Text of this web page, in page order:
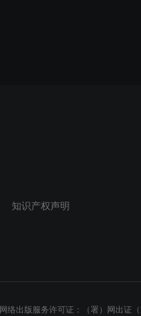
知识产权声明
网络出版服务许可证：（署）网出证